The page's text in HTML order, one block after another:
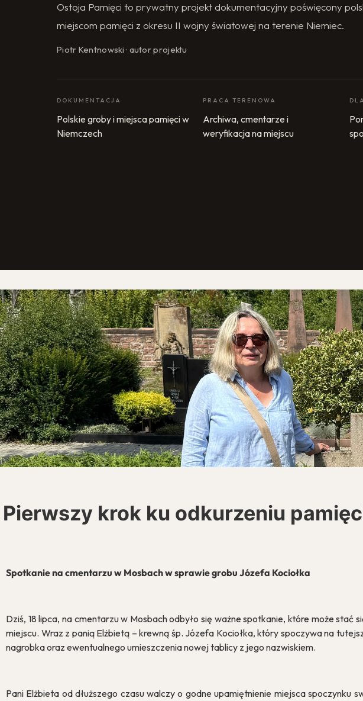
Ostoja Pamięci to prywatny projekt dokumentacyjny poświęcony
miejscom pamięci z okresu II wojny światowej na terenie Niemiec.
Piotr Kentnowski · autor projektu
DOKUMENTACJA
Polskie groby i miejsca pamięci w
Niemczech
PRACA TERENOWA
Archiwa, cmentarze i
weryfikacja na miejscu
Pierwszy krok ku odkurzeniu
Spotkanie na cmentarzu w Mosbach w sprawie grobu Józefa Kociołka
Dziś, 18 lipca, na cmentarzu w Mosbach odbyło się ważne spotkanie, które może
miejscu. Wraz z panią Elżbietą – krewną śp. Józefa Kociołka, który spoczywa na
nagrobka oraz ewentualnego umieszczenia nowej tablicy z jego nazwiskiem.
Pani Elżbieta od dłuższego czasu walczy o godne upamiętnienie miejsca
Zgoda na pliki
treści, oraz analizy ruchu na stronie.